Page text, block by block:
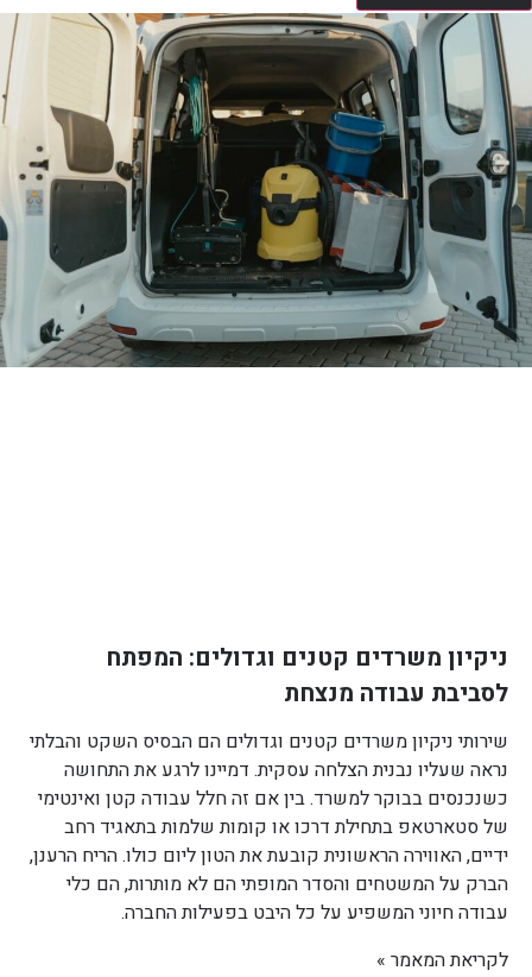
ניקיון משרדים קטנים וגדולים: המפתח
לסביבת עבודה מנצחת
שירותי ניקיון משרדים קטנים וגדולים הם הבסיס השקט והבלתי
נראה שעליו נבנית הצלחה עסקית. דמיינו לרגע את התחושה
כשנכנסים בבוקר למשרד. בין אם זה חלל עבודה קטן ואינטימי
של סטארטאפ בתחילת דרכו או קומות שלמות בתאגיד רחב
ידיים, האווירה הראשונית קובעת את הטון ליום כולו. הריח הרענן,
הברק על המשטחים והסדר המופתי הם לא מותרות, הם כלי
עבודה חיוני המשפיע על כל היבט בפעילות החברה.
לקריאת המאמר »